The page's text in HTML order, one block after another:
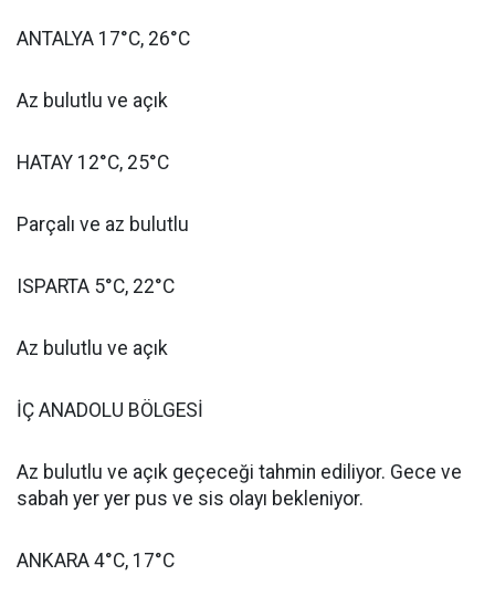
ANTALYA 17°C, 26°C
Az bulutlu ve açık
HATAY 12°C, 25°C
Parçalı ve az bulutlu
ISPARTA 5°C, 22°C
Az bulutlu ve açık
İÇ ANADOLU BÖLGESİ
Az bulutlu ve açık geçeceği tahmin ediliyor. Gece ve
sabah yer yer pus ve sis olayı bekleniyor.
ANKARA 4°C, 17°C